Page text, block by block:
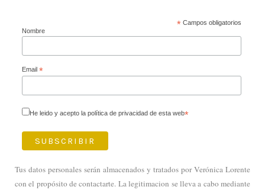
*Campos obligatorios
Nombre
Email *
He leido y acepto la política de privacidad de esta web*
Tus datos personales serán almacenados y tratados por Verónica Lorente
con el propósito de contactarte. La legitimacion se lleva a cabo mediante